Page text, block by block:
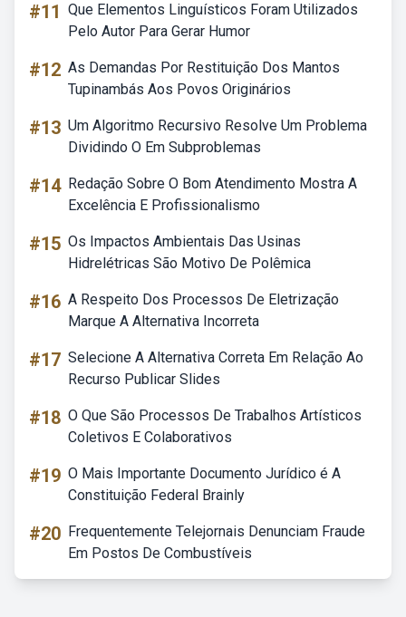
#11 Que Elementos Linguísticos Foram Utilizados
Pelo Autor Para Gerar Humor
#12 As Demandas Por Restituição Dos Mantos
Tupinambás Aos Povos Originários
#13 Um Algoritmo Recursivo Resolve Um Problema
Dividindo O Em Subproblemas
#14 Redação Sobre O Bom Atendimento Mostra A
Excelência E Profissionalismo
#15 Os Impactos Ambientais Das Usinas
Hidrelétricas São Motivo De Polêmica
#16 A Respeito Dos Processos De Eletrização
Marque A Alternativa Incorreta
#17 Selecione A Alternativa Correta Em Relação Ao
Recurso Publicar Slides
#18 O Que São Processos De Trabalhos Artísticos
Coletivos E Colaborativos
#19 O Mais Importante Documento Jurídico é A
Constituição Federal Brainly
#20 Frequentemente Telejornais Denunciam Fraude
Em Postos De Combustíveis